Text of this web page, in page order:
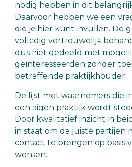
nodig hebben in dit
Daarvoor hebben we een
die je hier kunt invullen. De
volledig vertrouwelijk
dus niet gedeeld met
geïnteresseerden zonder
betreffende praktijkhouder.
De lijst met waarnemers die
een eigen praktijk wordt
Door kwalitatief inzicht in
in staat om de juiste partijen
contact te brengen op basis
wensen.